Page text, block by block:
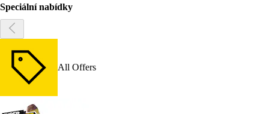
Speciální nabídky
All Offers